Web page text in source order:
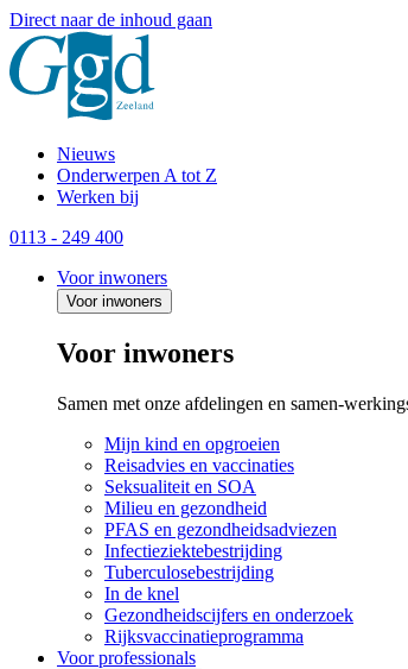
Direct naar de inhoud gaan
Nieuws
Onderwerpen A tot Z
Werken bij
0113 - 249 400
Voor inwoners
Voor inwoners
Voor inwoners
Samen met onze afdelingen en samen-
Mijn kind en opgroeien
Reisadvies en vaccinaties
Seksualiteit en SOA
Milieu en gezondheid
PFAS en gezondheidsadviezen
Infectieziektebestrijding
Tuberculosebestrijding
In de knel
Gezondheidscijfers en onderzoek
Rijksvaccinatieprogramma
Voor professionals